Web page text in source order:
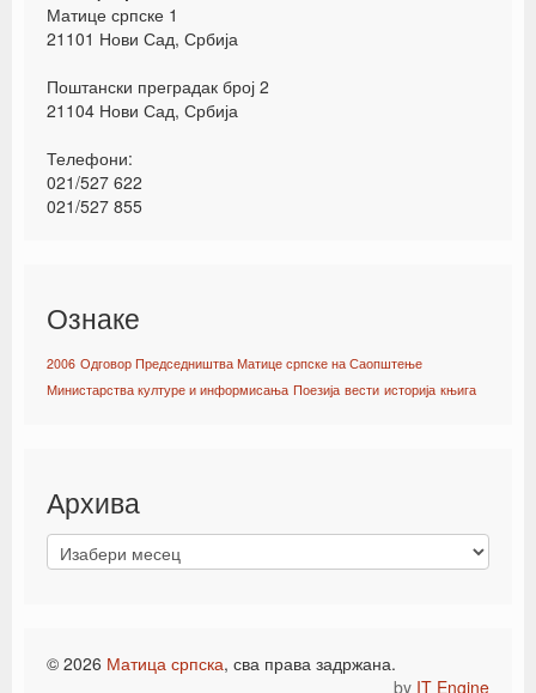
Матице српске 1
21101 Нови Сад, Србија
Поштански преградак број 2
21104 Нови Сад, Србија
Телефони:
021/527 622
021/527 855
Ознаке
2006 Одговор Председништва Матице српске на Саопштење
Министарства културе и информисања Поезија вести историја књига
Архива
© 2026 Матица српска, сва права задржана.
by IT Engine